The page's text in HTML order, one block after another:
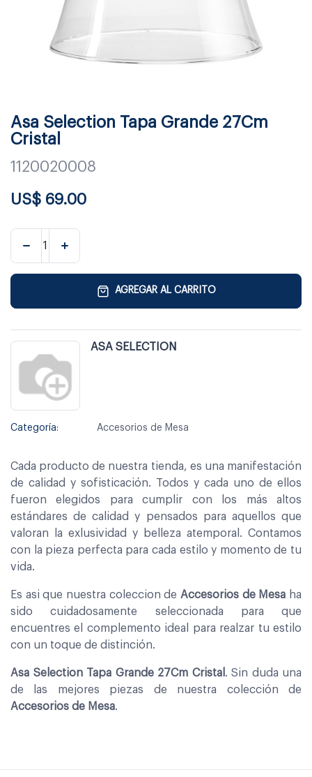
Asa Selection Tapa Grande 27Cm
Cristal
1120020008
US$ 69.00
AGREGAR AL CARRITO
ASA SELECTION
Categoría: Accesorios de Mesa
Cada producto de nuestra tienda, es una manifestación
de calidad y sofisticación. Todos y cada uno de ellos
fueron elegidos para cumplir con los más altos
estándares de calidad y pensados para aquellos que
valoran la exlusividad y belleza atemporal. Contamos
con la pieza perfecta para cada estilo y momento de tu
vida.
Es asi que nuestra coleccion de Accesorios de Mesa ha
sido cuidadosamente seleccionada para que
encuentres el complemento ideal para realzar tu estilo
con un toque de distinción.
Asa Selection Tapa Grande 27Cm Cristal . Sin duda una
de las mejores piezas de nuestra colección de
Accesorios de Mesa.